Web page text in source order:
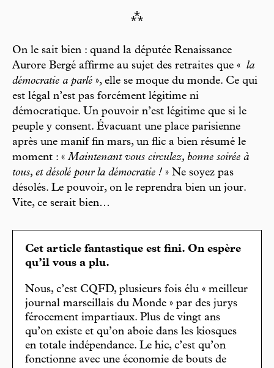
⁂
On le sait bien : quand la députée Renaissance
Aurore Bergé affirme au sujet des retraites que « la
démocratie a parlé », elle se moque du monde. Ce qui
est légal n’est pas forcément légitime ni
démocratique. Un pouvoir n’est légitime que si le
peuple y consent. Évacuant une place parisienne
après une manif fin mars, un flic a bien résumé le
moment : «Maintenant vous circulez, bonne soirée à
tous, et désolé pour la démocratie ! » Ne soyez pas
désolés. Le pouvoir, on le reprendra bien un jour.
Vite, ce serait bien…
Cet article fantastique est fini. On espère
qu’il vous a plu.
Nous, c’est CQFD, plusieurs fois élu « meilleur
journal marseillais du Monde » par des jurys
férocement impartiaux. Plus de vingt ans
qu’on existe et qu’on aboie dans les kiosques
en totale indépendance. Le hic, c’est qu’on
fonctionne avec une économie de bouts de